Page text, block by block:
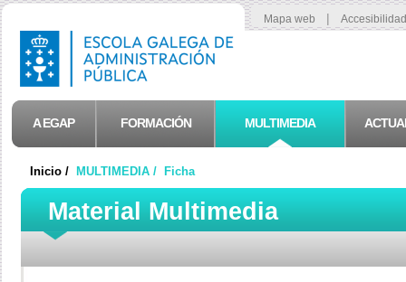
Mapa web |
A EGAP FORMACIÓN MULTIMEDIA
Inicio / MULTIMEDIA / Ficha
Material Multimedia